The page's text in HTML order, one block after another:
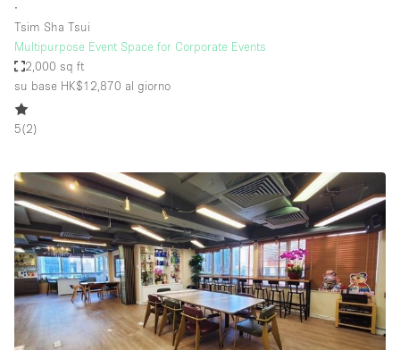
∙
Tsim Sha Tsui
Multipurpose Event Space for Corporate Events
2,000 sq ft
su base HK$12,870 al giorno
5(2)